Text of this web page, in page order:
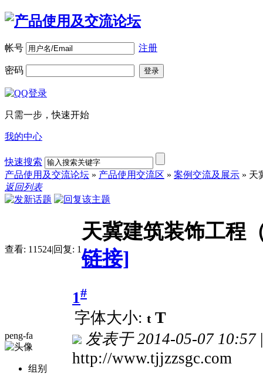
帐号 注册
密码 登录
只需一步，快速开始
我的中心
快速搜索
产品使用及交流论坛 » 产品使用交流区 » 案例交流及展示 » 天
返回列表
查看: 11524|回复: 1
天冀建筑装饰工程
链接]
peng-fa
组别
1#
字体大小: t T
发表于2014-05-07 10:57 |
http://www.tjjzzsgc.com